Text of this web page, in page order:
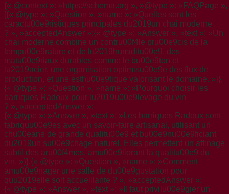
{« @context »: »https://schema.org », »@type »: »FAQPage
[{« @type »: »Question », »name »: »Quelles sont les
caractu00e9ristiques principales du2019un chai moderne
? », »acceptedAnswer »:{« @type »: »Answer », »text »: »Un
chai moderne combine un contru00f4le pru00e9cis de la
tempu00e9rature et de lu2019humiditu00e9, des
matu00e9riaux durables comme le bu00e9ton et
lu2019acier, une organisation optimisu00e9e des flux de
production, et une esthu00e9tique valorisant le domaine. »}},
{« @type »: »Question », »name »: »Pourquoi choisir les
barriques Radoux pour lu2019u00e9levage du vin
? », »acceptedAnswer »:
{« @type »: »Answer », »text »: »Les barriques Radoux sont
fabriquu00e9es avec un savoir-faire artisanal, utilisant un
chu00eane de grande qualitu00e9 et bu00e9nu00e9ficiant
du2019un su00e9chage naturel. Elles permettent un affinage
subtil des aru00f4mes, amu00e9liorant la qualitu00e9 du
vin. »}},{« @type »: »Question », »name »: »Comment
amu00e9nager une salle de du00e9gustation pour
quu2019elle soit accueillante ? », »acceptedAnswer »:
{« @type »: »Answer », »text »: »Il faut privilu00e9gier un